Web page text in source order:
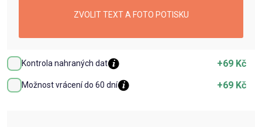
ZVOLIT TEXT A FOTO POTISKU
Kontrola nahraných dat +69 Kč
Možnost vrácení do 60 dní +69 Kč